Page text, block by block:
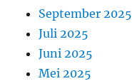
September 2025
Juli 2025
Juni 2025
Mei 2025